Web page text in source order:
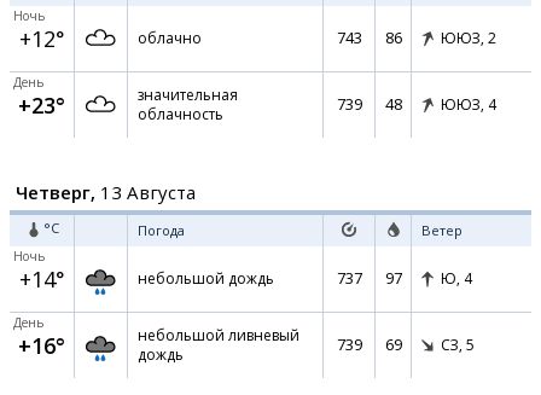
Ночь
+12° облачно 743 86 ЮЮЗ, 2
День
+23°
значительная
облачность
739 48 ЮЮЗ, 4
Четверг, 13 Августа
°C Погода Ветер
Ночь
+14° небольшой дождь 737 97 Ю, 4
День
+16°
небольшой ливневый
дождь
739 69 СЗ, 5